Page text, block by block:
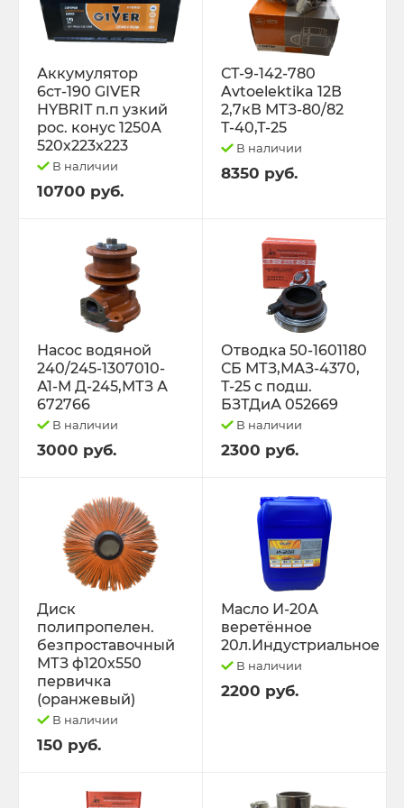
Аккумулятор
6ст-190 GIVER
HYBRIT п.п узкий
рос. конус 1250А
520х223х223
В наличии
10700 руб.
СТ-9-142-780
Avtoelektika 12В
2,7кВ МТЗ-80/82
Т-40,Т-25
В наличии
8350 руб.
Насос водяной
240/245-1307010-
А1-М Д-245,МТЗ А
672766
В наличии
3000 руб.
Отводка 50-1601180
СБ МТЗ,МАЗ-4370,
Т-25 с подш.
БЗТДиА 052669
В наличии
2300 руб.
Диск
полипропелен.
безпроставочный
МТЗ ф120х550
первичка
(оранжевый)
В наличии
150 руб.
Масло И-20А
веретённое
20л.Индустриальное
В наличии
2200 руб.
Трактор Т-70С
Трактор ЮМЗ-6
ТУРБОКОМПРЕССОРЫ
ФИЛЬТРА
ПОМПЫ, НАСОС ПОДКА
ЭЛЕКТРООБОРУДОВАНИЕ
ЭО-3323, ЭО-2621 ПЭА-1 ТО-49,702,
ЕК-12,14, ДЭК-251